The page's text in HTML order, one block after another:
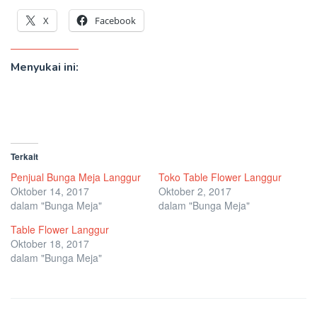
X Facebook
Menyukai ini:
Terkait
Penjual Bunga Meja Langgur
Oktober 14, 2017
dalam "Bunga Meja"
Toko Table Flower Langgur
Oktober 2, 2017
dalam "Bunga Meja"
Table Flower Langgur
Oktober 18, 2017
dalam "Bunga Meja"